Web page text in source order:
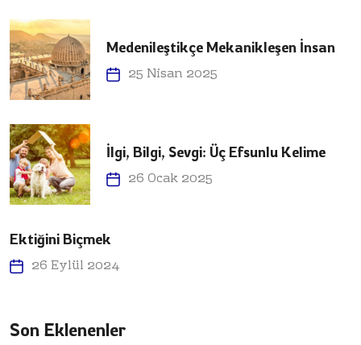
Medenileştikçe Mekanikleşen İnsan
25 Nisan 2025
İlgi, Bilgi, Sevgi: Üç Efsunlu Kelime
26 Ocak 2025
Ektiğini Biçmek
26 Eylül 2024
Son Eklenenler